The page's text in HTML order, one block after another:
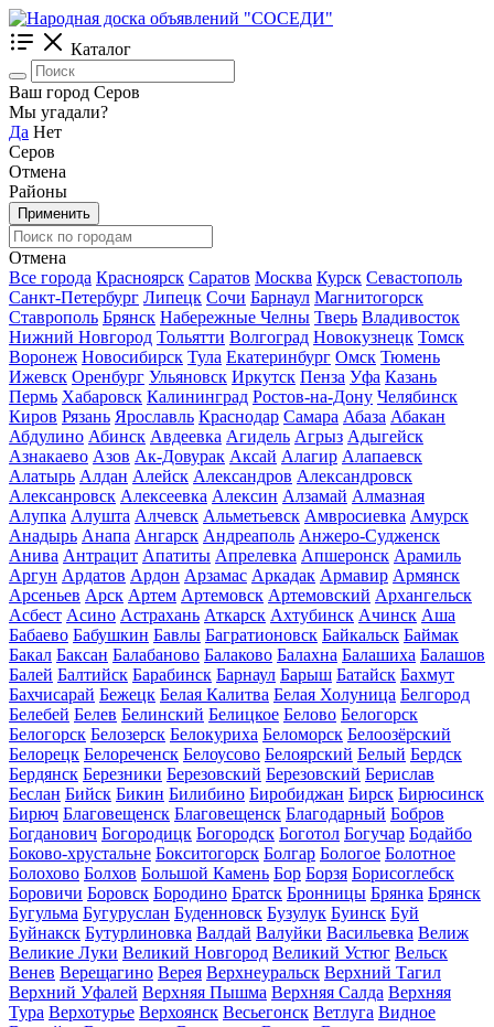
Каталог
Ваш город Серов
Мы угадали?
Да Нет
Серов
Отмена
Районы
Применить
Отмена
Все города Красноярск Саратов Москва Курск Севастополь
Санкт-Петербург Липецк Сочи Барнаул Магнитогорск
Ставрополь Брянск Набережные Челны Тверь Владивосток
Нижний Новгород Тольятти Волгоград Новокузнецк Томск
Воронеж Новосибирск Тула Екатеринбург Омск Тюмень
Ижевск Оренбург Ульяновск Иркутск Пенза Уфа Казань
Пермь Хабаровск Калининград Ростов-на-Дону Челябинск
Киров Рязань Ярославль Краснодар Самара Абаза Абакан
Абдулино Абинск Авдеевка Агидель Агрыз Адыгейск
Азнакаево Азов Ак-Довурак Аксай Алагир Алапаевск
Алатырь Алдан Алейск Александров Александровск
Алексанровск Алексеевка Алексин Алзамай Алмазная
Алупка Алушта Алчевск Альметьевск Амвросиевка Амурск
Анадырь Анапа Ангарск Андреаполь Анжеро-Судженск
Анива Антрацит Апатиты Апрелевка Апшеронск Арамиль
Аргун Ардатов Ардон Арзамас Аркадак Армавир Армянск
Арсеньев Арск Артем Артемовск Артемовский Архангельск
Асбест Асино Астрахань Аткарск Ахтубинск Ачинск Аша
Бабаево Бабушкин Бавлы Багратионовск Байкальск Баймак
Бакал Баксан Балабаново Балаково Балахна Балашиха Балашов
Балей Балтийск Барабинск Барнаул Барыш Батайск Бахмут
Бахчисарай Бежецк Белая Калитва Белая Холуница Белгород
Белебей Белев Белинский Белицкое Белово Белогорск
Белогорск Белозерск Белокуриха Беломорск Белоозёрский
Белорецк Белореченск Белоусово Белоярский Белый Бердск
Бердянск Березники Березовский Березовский Берислав
Беслан Бийск Бикин Билибино Биробиджан Бирск Бирюсинск
Бирюч Благовещенск Благовещенск Благодарный Бобров
Богданович Богородицк Богородск Боготол Богучар Бодайбо
Боково-хрустальне Бокситогорск Болгар Бологое Болотное
Болохово Болхов Большой Камень Бор Борзя Борисоглебск
Боровичи Боровск Бородино Братск Бронницы Брянка Брянск
Бугульма Бугуруслан Буденновск Бузулук Буинск Буй
Буйнакск Бутурлиновка Валдай Валуйки Васильевка Велиж
Великие Луки Великий Новгород Великий Устюг Вельск
Венев Верещагино Верея Верхнеуральск Верхний Тагил
Верхний Уфалей Верхняя Пышма Верхняя Салда Верхняя
Тура Верхотурье Верхоянск Весьегонск Ветлуга Видное